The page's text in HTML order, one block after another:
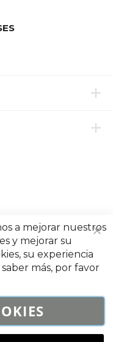
a mejorar nuestros
y mejorar su
su experiencia
más, por favor